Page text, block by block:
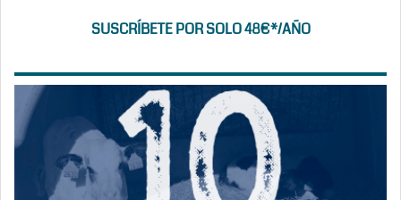
SUSCRÍBETE POR SOLO 48€*/AÑO